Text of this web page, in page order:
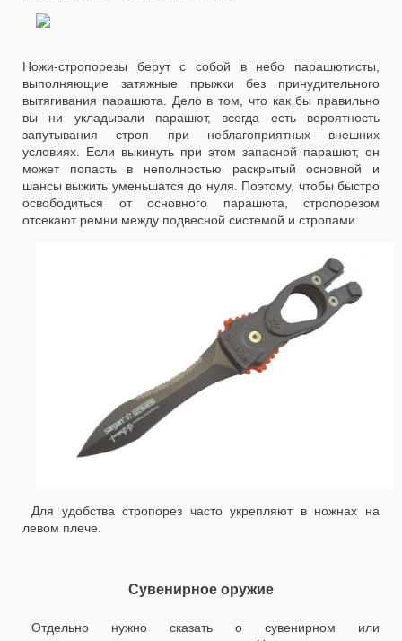
Ножи-стропорезы берут с собой в небо парашютисты,
выполняющие затяжные прыжки без принудительного
вытягивания парашюта. Дело в том, что как бы правильно
вы ни укладывали парашют, всегда есть вероятность
запутывания строп при неблагоприятных внешних
условиях. Если выкинуть при этом запасной парашют, он
может попасть в неполностью раскрытый основной и
шансы выжить уменьшатся до нуля. Поэтому, чтобы быстро
освободиться от основного парашюта, стропорезом
отсекают ремни между подвесной системой и стропами.
Для удобства стропорез часто укрепляют в ножнах на
левом плече.
Сувенирное оружие
Отдельно нужно сказать о сувенирном или